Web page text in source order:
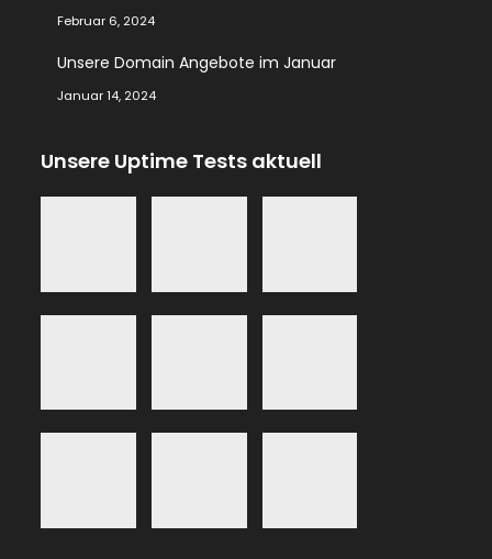
Februar 6, 2024
Unsere Domain Angebote im Januar
Januar 14, 2024
Unsere Uptime Tests aktuell